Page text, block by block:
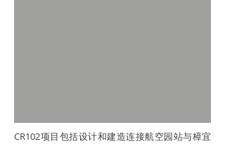
CR102项目包括设计和建造连接航空园站与樟宜